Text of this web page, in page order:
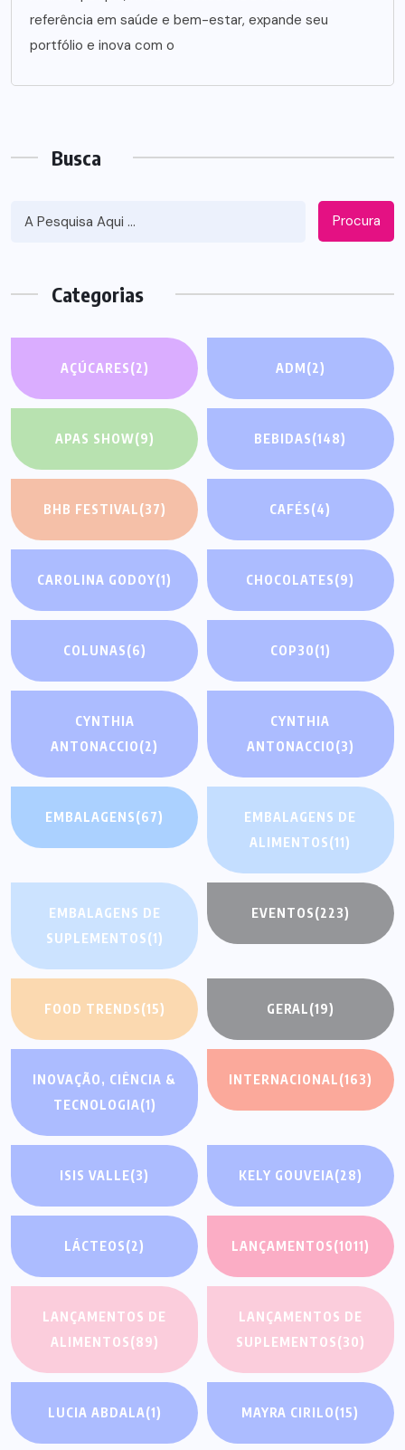
referência em saúde e bem-estar, expande seu
portfólio e inova com o
Busca
Procura
Categorias
AÇÚCARES(2) ADM(2)
APAS SHOW(9) BEBIDAS(148)
BHB FESTIVAL(37) CAFÉS(4)
CAROLINA GODOY(1) CHOCOLATES(9)
COLUNAS(6) COP30(1)
CYNTHIA
ANTONACCIO(2)
CYNTHIA
ANTONACCIO(3)
EMBALAGENS(67)
EMBALAGENS DE
ALIMENTOS(11)
EMBALAGENS DE
SUPLEMENTOS(1)
EVENTOS(223)
FOOD TRENDS(15) GERAL(19)
INOVAÇÃO, CIÊNCIA &
TECNOLOGIA(1)
INTERNACIONAL(163)
ISIS VALLE(3) KELY GOUVEIA(28)
LÁCTEOS(2) LANÇAMENTOS(1011)
LANÇAMENTOS DE
ALIMENTOS(89)
LANÇAMENTOS DE
SUPLEMENTOS(30)
LUCIA ABDALA(1) MAYRA CIRILO(15)